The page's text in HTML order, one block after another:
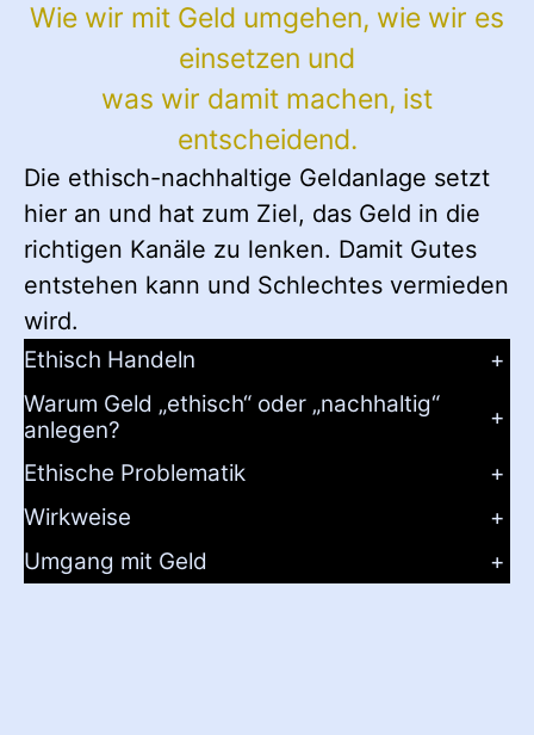
Wie wir mit Geld umgehen, wie wir es
einsetzen und
was wir damit machen, ist
entscheidend.
Die ethisch-nachhaltige Geldanlage setzt
hier an und hat zum Ziel, das Geld in die
richtigen Kanäle zu lenken. Damit Gutes
entstehen kann und Schlechtes vermieden
wird.
Ethisch Handeln
+
Warum Geld „ethisch“ oder „nachhaltig“
anlegen?
+
Ethische Problematik
+
Wirkweise
+
Umgang mit Geld
+